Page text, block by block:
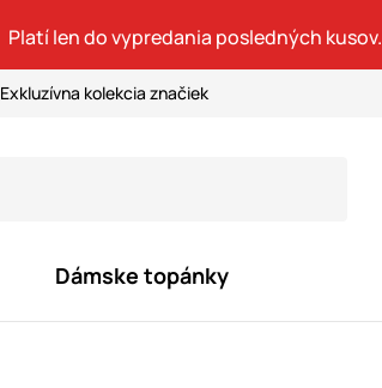
Platí len do vypredania posledných kusov.
Exkluzívna kolekcia značiek
Dámske topánky